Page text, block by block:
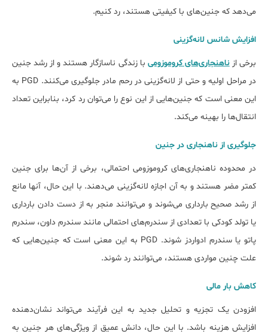
می‌دهد که جنین‌های با کیفیتی هستند، رد کنیم.
افزایش شانس لانه‌گزینی
برخی ازناهنجاری‌های کروموزومی با زندگی ناسازگار هستند و از رشد جنین
در مراحل اولیه و حتی از لانه‌گزینی در رحم مادر جلوگیری می‌کنند. PGD به
این معنی است که جنین‌هایی از این نوع را می‌توان رد کرد، بنابراین تعداد
انتقال‌ها را بهینه می‌کند.
جلوگیری از ناهنجاری در جنین
در محدوده ناهنجاری‌های کروموزومی احتمالی، برخی از آن‌ها برای جنین
کمتر مضر هستند و به آن اجازه لانه‌گزینی می‌دهند. با این حال، آنها مانع
از رشد صحیح بارداری می‌شوند و می‌توانند منجر به از دست دادن بارداری
یا تولد کودکی با تعدادی از سندرم‌های احتمالی مانند سندرم داون، سندرم
پاتو یا سندرم ادواردز شوند. PGD به این معنی است که جنین‌هایی که
علت چنین مواردی هستند، می‌توانند رد شوند.
کاهش بار مالی
افزودن یک تجزیه و تحلیل جدید به این فرآیند می‌تواند نشان‌دهنده
افزایش هزینه باشد. با این حال، دانش عمیق از ویژگی‌های هر جنین به